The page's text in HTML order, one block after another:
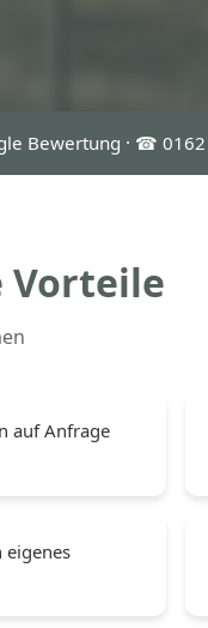
Bewertung · ☎
Vorteile
auf Anfrage
eigenes